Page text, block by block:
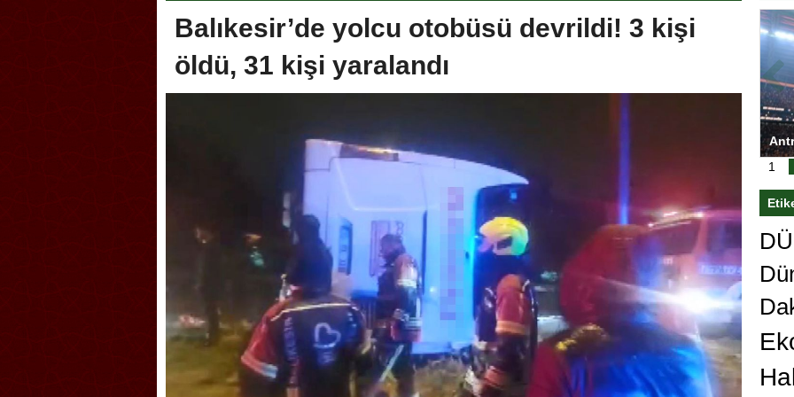
Balıkesir’de yolcu otobüsü devrildi! 3 kişi
öldü, 31 kişi yaralandı
Askerlik şakası Dünya Kupası’nı
karıştırdı! Güney Kore’den sert karar
Galatasaray’dan bakın ne istedi
1